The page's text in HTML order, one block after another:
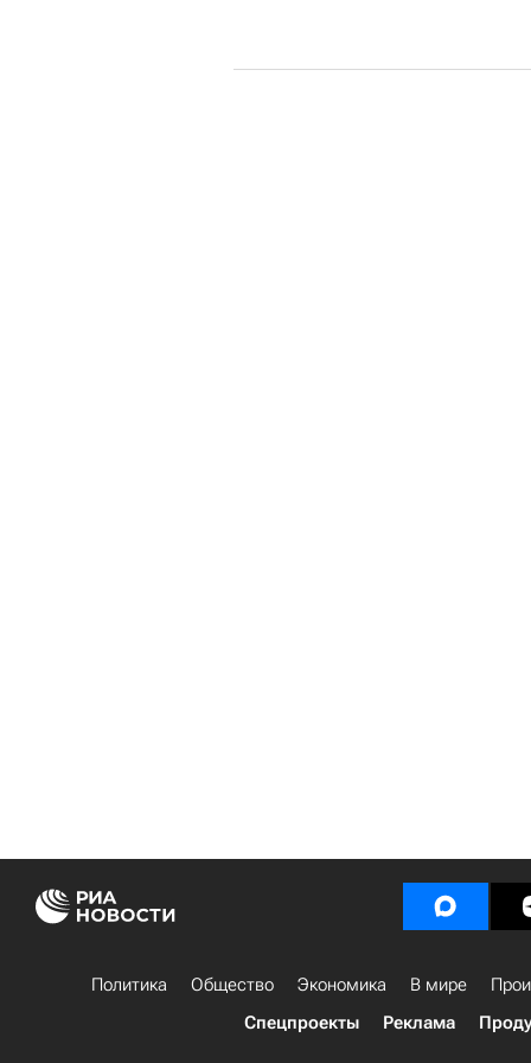
Политика Общество Экономика В мире
Спецпроекты
Реклама